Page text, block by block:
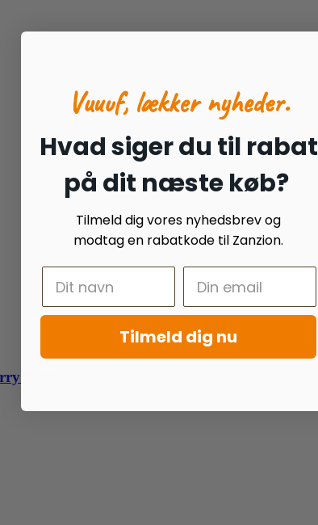
Potter
Vuuuf, lækker nyheder.
Hvad siger du til rabat
på dit næste køb?
Tilmeld dig vores nyhedsbrev og
modtag en rabatkode til Zanzion.
Tilmeld dig nu